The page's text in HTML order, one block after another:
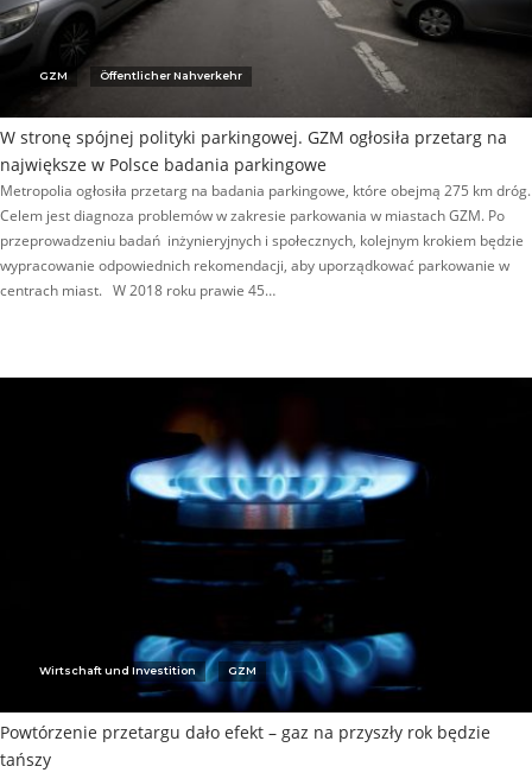
GZM Öffentlicher Nahverkehr
W stronę spójnej polityki parkingowej. GZM ogłosiła przetarg na
największe w Polsce badania parkingowe
Metropolia ogłosiła przetarg na badania parkingowe, które obejmą 275 km dróg.
Celem jest diagnoza problemów w zakresie parkowania w miastach GZM. Po
przeprowadzeniu badań inżynieryjnych i społecznych, kolejnym krokiem będzie
wypracowanie odpowiednich rekomendacji, aby uporządkować parkowanie w
centrach miast. W 2018 roku prawie 45…
Wirtschaft und Investition GZM
Powtórzenie przetargu dało efekt – gaz na przyszły rok będzie
tańszy